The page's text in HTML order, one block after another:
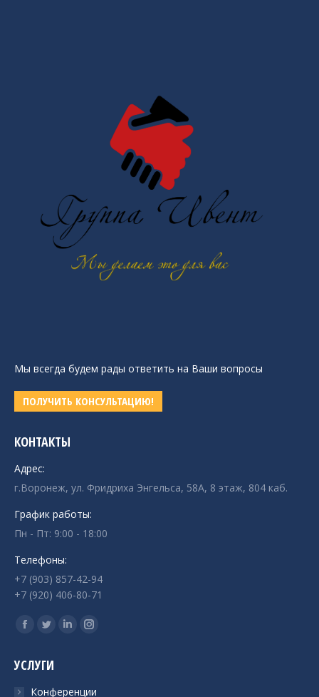
Мы всегда будем рады ответить на Ваши вопросы
ПОЛУЧИТЬ КОНСУЛЬТАЦИЮ!
КОНТАКТЫ
Адрес:
г.Воронеж, ул. Фридриха Энгельса, 58А, 8 этаж, 804 каб.
График работы:
Пн - Пт: 9:00 - 18:00
Телефоны:
+7 (903) 857-42-94
+7 (920) 406-80-71
Ищите нас:
Страница
открывается
Страница
открывается
в
Страница
в
Страница
в
УСЛУГИ
Конференции